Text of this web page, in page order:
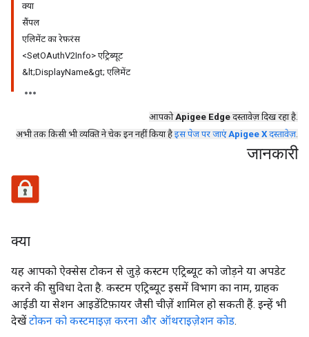
क्या
सैंपल
एलिमेंट का रेफ़रंस
<SetOAuthV2Info> एट्रिब्यूट
&lt;DisplayName&gt; एलिमेंट
आपकोApigee Edge दस्तावेज़ दिख रहा है.
अभी तक किसी भी व्यक्ति ने चेक इन नहीं किया हैइस पेज पर जाएंApigee X दस्तावेज़.
जानकारी
क्या
यह आपको ऐक्सेस टोकन से जुड़े कस्टम एट्रिब्यूट को जोड़ने या अपडेट
करने की सुविधा देता है. कस्टम एट्रिब्यूट इसमें विभाग का नाम, ग्राहक
आईडी या सेशन आइडेंटिफ़ायर जैसी चीज़ें शामिल हो सकती हैं. इन्हें भी
देखेंटोकन को कस्टमाइज़ करना और ऑथराइज़ेशन कोड.